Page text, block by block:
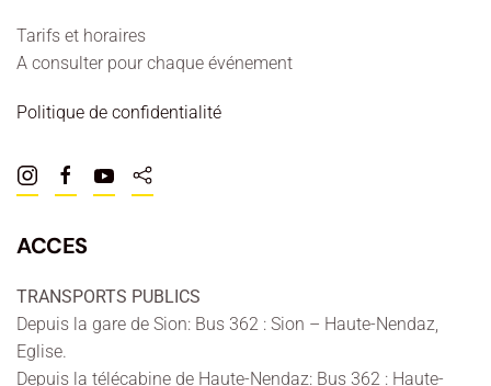
Tarifs et horaires
A consulter pour chaque événement
Politique de confidentialité
ACCES
TRANSPORTS PUBLICS
Depuis la gare de Sion: Bus 362 : Sion – Haute-Nendaz,
Eglise.
Depuis la télécabine de Haute-Nendaz: Bus 362 : Haute-